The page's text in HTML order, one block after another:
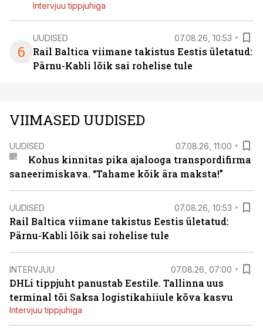
Intervjuu tippjuhiga
6
UUDISED 07.08.26, 10:53
Rail Baltica viimane takistus Eestis ületatud:
Pärnu-Kabli lõik sai rohelise tule
VIIMASED UUDISED
UUDISED 07.08.26, 11:00
Kohus kinnitas pika ajalooga transpordifirma
saneerimiskava. “Tahame kõik ära maksta!”
UUDISED 07.08.26, 10:53
Rail Baltica viimane takistus Eestis ületatud:
Pärnu-Kabli lõik sai rohelise tule
INTERVJUU 07.08.26, 07:00
DHLi tippjuht panustab Eestile. Tallinna uus
terminal tõi Saksa logistikahiiule kõva kasvu
Intervjuu tippjuhiga